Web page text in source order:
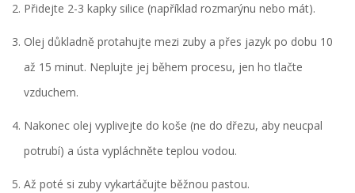
Přidejte 2-3 kapky silice (například rozmarýnu nebo mát).
Olej důkladně protahujte mezi zuby a přes jazyk po dobu 10
až 15 minut. Neplujte jej během procesu, jen ho tlačte
vzduchem.
Nakonec olej vyplivejte do koše (ne do dřezu, aby neucpal
potrubí) a ústa vypláchněte teplou vodou.
Až poté si zuby vykartáčujte běžnou pastou.